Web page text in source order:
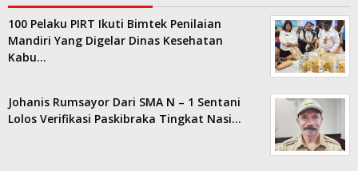
100 Pelaku PIRT Ikuti Bimtek Penilaian
Mandiri Yang Digelar Dinas Kesehatan
Kabu…
Johanis Rumsayor Dari SMA N – 1 Sentani
Lolos Verifikasi Paskibraka Tingkat Nasi…